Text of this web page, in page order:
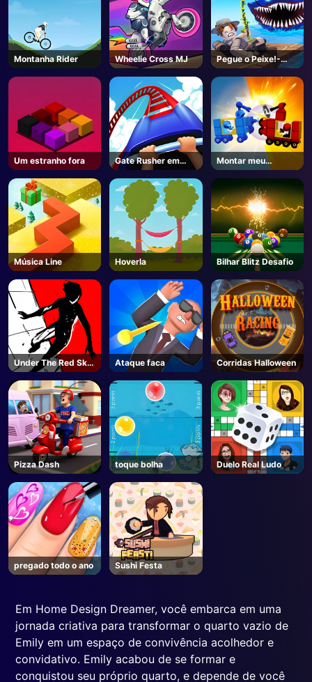
Montanha Rider Wheelie Cross MJ
Pegue o Peixe!-
Unblocked Online
Game
Um estranho fora
Gate Rusher em
linha
Montar meu
caminhão
Música Line Hoverla Bilhar Blitz Desafio
Under The Red Sky
Parkour
Ataque faca Corridas Halloween
Pizza Dash toque bolha Duelo Real Ludo
pregado todo o ano Sushi Festa
Em Home Design Dreamer, você embarca em uma
jornada criativa para transformar o quarto vazio de
Emily em um espaço de convivência acolhedor e
convidativo. Emily acabou de se formar e
conquistou seu próprio quarto, e depende de você